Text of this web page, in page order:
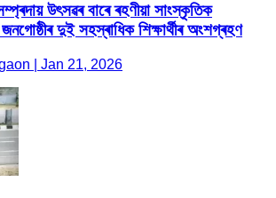
উৎসৱৰ বাৰে ৰহণীয়া সাংস্কৃতিক
দুই সহস্ৰাধিক শিক্ষাৰ্থীৰ অংশগ্ৰহণ
| Jan 21, 2026